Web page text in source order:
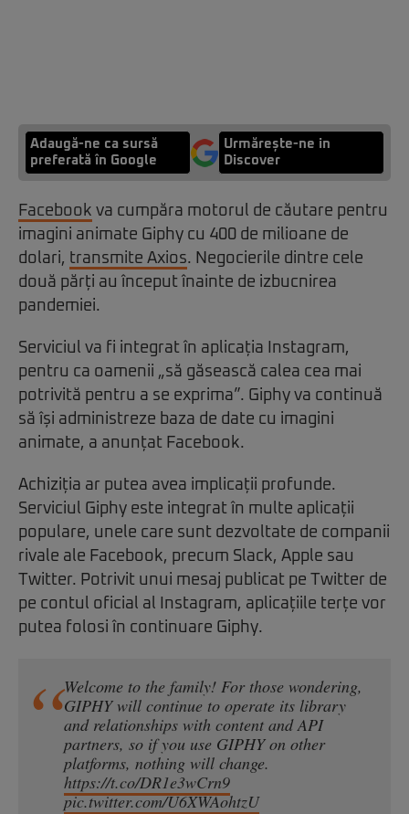
Adaugă-ne ca sursă
preferată în Google
Urmărește-ne in
Discover
Facebook va cumpăra motorul de căutare pentru
imagini animate Giphy cu 400 de milioane de
dolari, transmite Axios. Negocierile dintre cele
două părți au început înainte de izbucnirea
pandemiei.
Serviciul va fi integrat în aplicația Instagram,
pentru ca oamenii „să găsească calea cea mai
potrivită pentru a se exprima”. Giphy va continuă
să își administreze baza de date cu imagini
animate, a anunțat Facebook.
Achiziția ar putea avea implicații profunde.
Serviciul Giphy este integrat în multe aplicații
populare, unele care sunt dezvoltate de companii
rivale ale Facebook, precum Slack, Apple sau
Twitter. Potrivit unui mesaj publicat pe Twitter de
pe contul oficial al Instagram, aplicațiile terțe vor
putea folosi în continuare Giphy.
Welcome to the family! For those wondering,
GIPHY will continue to operate its library
and relationships with content and API
partners, so if you use GIPHY on other
platforms, nothing will change.
https://t.co/DR1e3wCrn9
pic.twitter.com/U6XWAohtzU